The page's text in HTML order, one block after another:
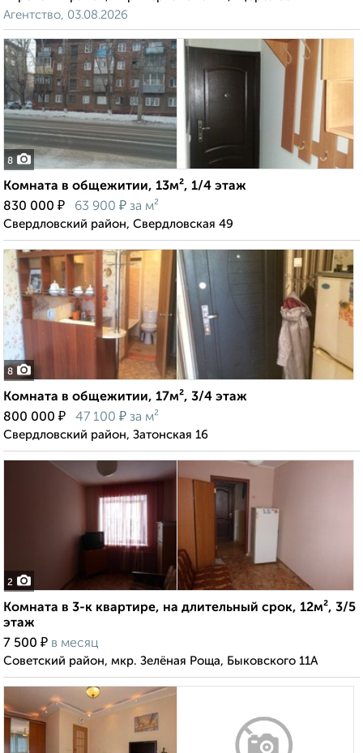
Агентство, 03.08.2026
8
Комната в общежитии, 13м², 1/4 этаж
830 000 ₽ 63 900 ₽ за м²
Свердловский район, Свердловская 49
8
Комната в общежитии, 17м², 3/4 этаж
800 000 ₽ 47 100 ₽ за м²
Свердловский район, Затонская 16
2
Комната в 3-к квартире, на длительный срок, 12м², 3/5
этаж
7 500 ₽ в месяц
Советский район, мкр. Зелёная Роща, Быковского 11А